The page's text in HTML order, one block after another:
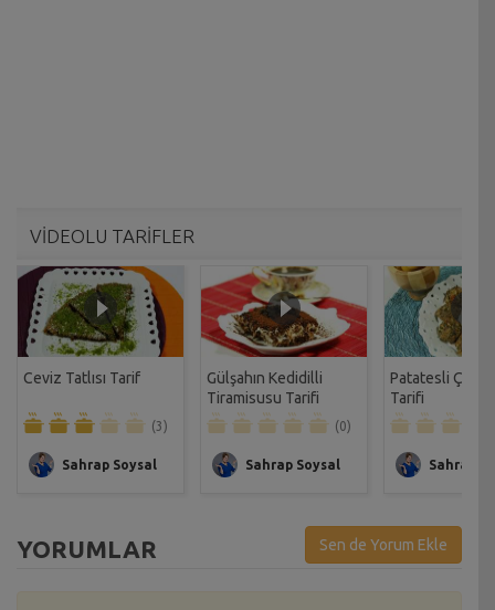
VİDEOLU TARİFLER
Ceviz Tatlısı Tarif
(3)
Sahrap Soysal
Gülşahın Kedidilli
Tiramisusu Tarifi
(0)
Sahrap Soysal
Patatesli Çıtır
Tarifi
Sahrap
YORUMLAR Sen de Yorum Ekle